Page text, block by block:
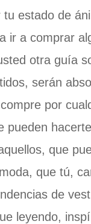
estado de
ir a comprar
otra guía
serán
por
pueden
que
que tú,
de
leyendo,